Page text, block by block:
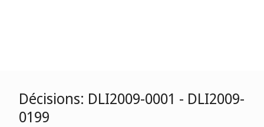
Décisions: DLI2009-0001 - DLI2009-
0199